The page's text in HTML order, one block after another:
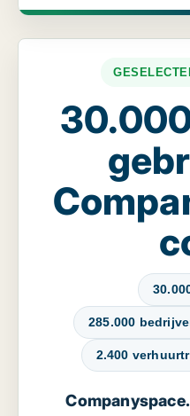
285.000
2.400